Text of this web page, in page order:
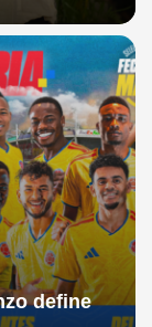
define